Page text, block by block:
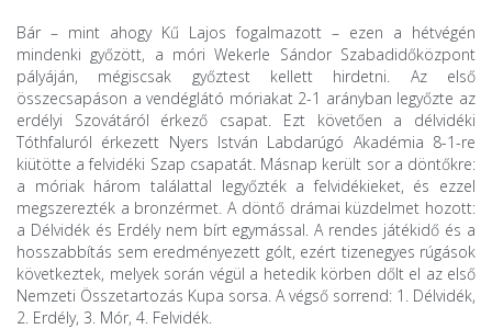
Bár – mint ahogy Kű Lajos fogalmazott – ezen a hétvégén
mindenki győzött, a móri Wekerle Sándor Szabadidőközpont
pályáján, mégiscsak győztest kellett hirdetni. Az első
összecsapáson a vendéglátó móriakat 2-1 arányban legyőzte az
erdélyi Szovátáról érkező csapat. Ezt követően a délvidéki
Tóthfaluról érkezett Nyers István Labdarúgó Akadémia 8-1-re
kiütötte a felvidéki Szap csapatát. Másnap került sor a döntőkre:
a móriak három találattal legyőzték a felvidékieket, és ezzel
megszerezték a bronzérmet. A döntő drámai küzdelmet hozott:
a Délvidék és Erdély nem bírt egymással. A rendes játékidő és a
hosszabbítás sem eredményezett gólt, ezért tizenegyes rúgások
következtek, melyek során végül a hetedik körben dőlt el az első
Nemzeti Összetartozás Kupa sorsa. A végső sorrend: 1. Délvidék,
2. Erdély, 3. Mór, 4. Felvidék.